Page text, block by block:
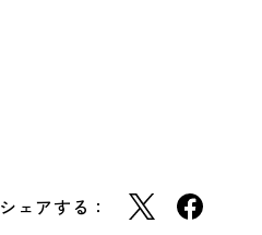
シェアする：